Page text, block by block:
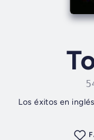
Los éxitos en